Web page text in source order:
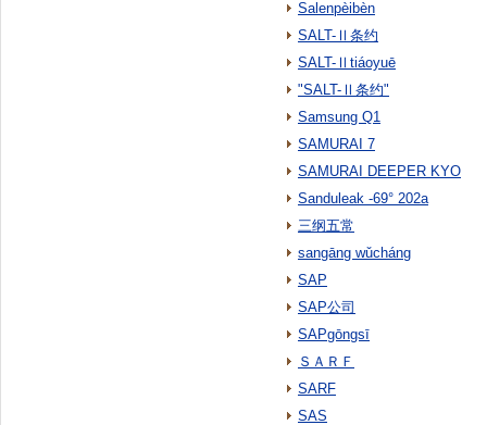
Salenpèibèn
SALT-Ⅱ条约
SALT-Ⅱtiáoyuē
"SALT-Ⅱ条约"
Samsung Q1
SAMURAI 7
SAMURAI DEEPER KYO
Sanduleak -69° 202a
三纲五常
sangāng wǔcháng
SAP
SAP公司
SAPgōngsī
ＳＡＲＦ
SARF
SAS